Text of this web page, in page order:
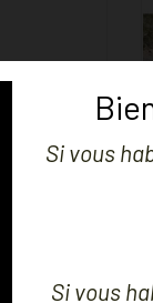
Si vous
Si vous